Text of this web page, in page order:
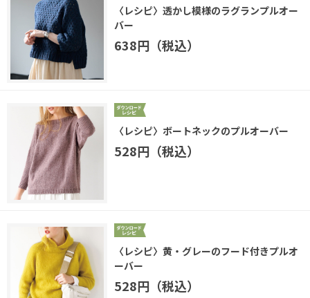
〈レシピ〉透かし模様のラグランプルオー
バー
638円（税込）
〈レシピ〉ボートネックのプルオーバー
528円（税込）
〈レシピ〉黄・グレーのフード付きプルオ
ーバー
528円（税込）